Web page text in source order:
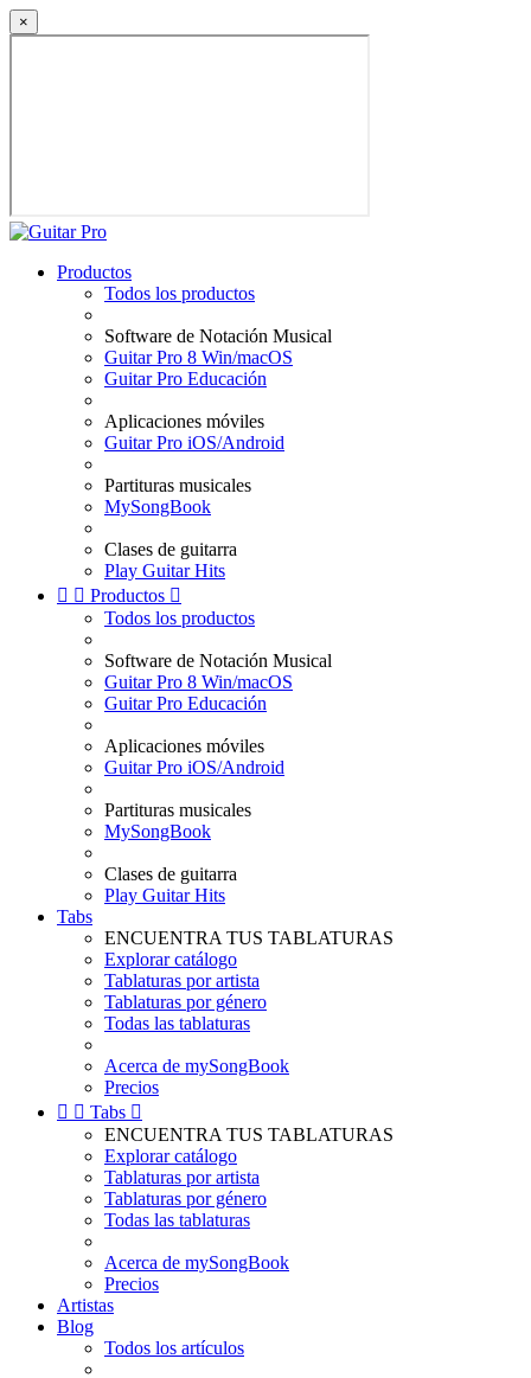
×
Productos
Todos los productos
Software de Notación Musical
Guitar Pro 8 Win/macOS
Guitar Pro Educación
Aplicaciones móviles
Guitar Pro iOS/Android
Partituras musicales
MySongBook
Clases de guitarra
Play Guitar Hits
  Productos 
Todos los productos
Software de Notación Musical
Guitar Pro 8 Win/macOS
Guitar Pro Educación
Aplicaciones móviles
Guitar Pro iOS/Android
Partituras musicales
MySongBook
Clases de guitarra
Play Guitar Hits
Tabs
ENCUENTRA TUS TABLATURAS
Explorar catálogo
Tablaturas por artista
Tablaturas por género
Todas las tablaturas
Acerca de mySongBook
Precios
  Tabs 
ENCUENTRA TUS TABLATURAS
Explorar catálogo
Tablaturas por artista
Tablaturas por género
Todas las tablaturas
Acerca de mySongBook
Precios
Artistas
Blog
Todos los artículos